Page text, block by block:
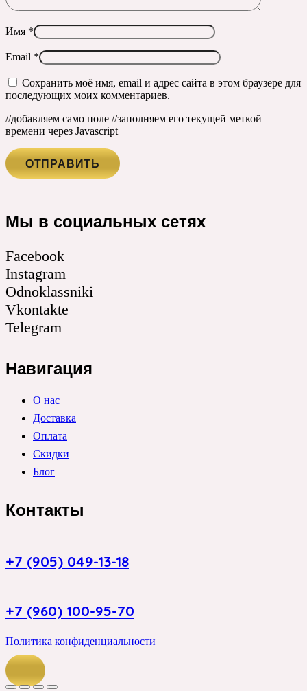
Имя *
Email *
Сохранить моё имя, email и адрес сайта в этом браузере для
последующих моих комментариев.
//добавляем само поле //заполняем его текущей меткой
времени через Javascript
Мы в социальных сетях
Facebook
Instagram
Odnoklassniki
Vkontakte
Telegram
Навигация
О нас
Доставка
Оплата
Скидки
Блог
Контакты
+7 (905) 049-13-18
+7 (960) 100-95-70
Политика конфиденциальности